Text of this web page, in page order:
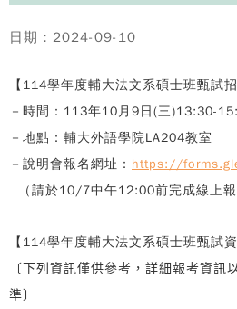
日期：2024-09-10
【 114學年度輔大法文系碩士班甄試招
－時間：113年10月9日(三)13:30-
－地點：輔大外語學院LA204教
－說明會報名網址： https://
（請於10/7中午12:00前完成線上報
【 114學年度輔大法文系碩士班甄試資
〔下列資訊僅供參考，詳細報考資訊
準〕